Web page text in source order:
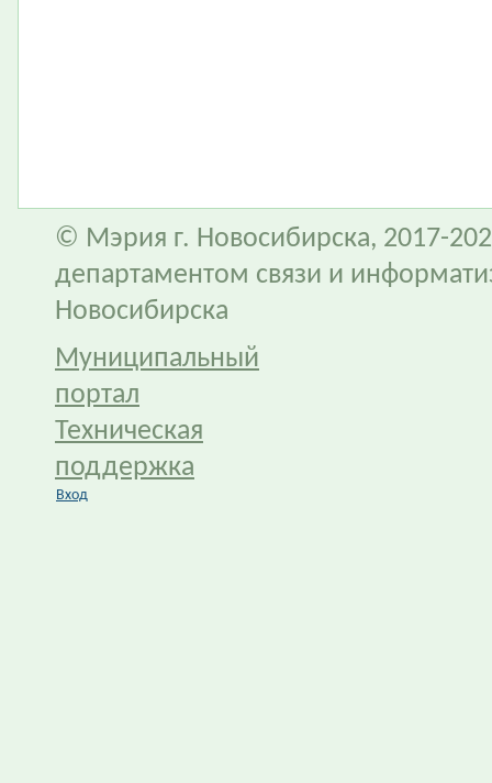
© Мэрия г. Новосибирска, 2017-
департаментом связи и
Новосибирска
Муниципальный
портал
Техническая
поддержка
Вход